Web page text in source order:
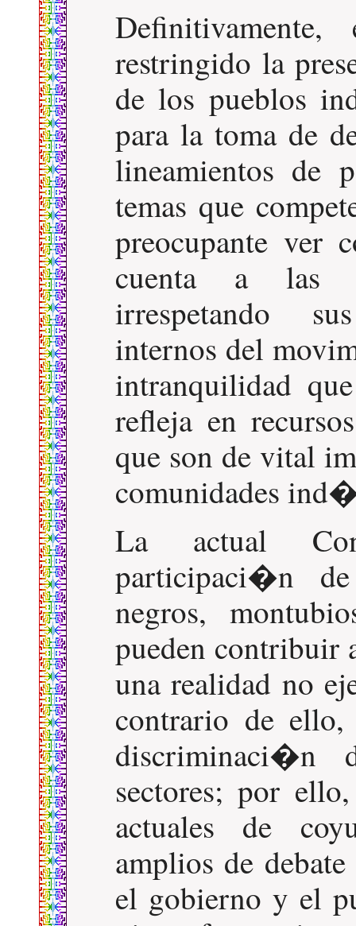
restringido la
de los pueblos
para la toma de
lineamientos de
temas que
preocupante ver
cuenta a las
irrespetando
internos del
intranquilidad
refleja en
que son de vital
comunidades
La actual
participaci�n
negros,
pueden contribuir
una realidad no
contrario de
discriminaci�n
sectores; por
actuales de
amplios de
el gobierno y el